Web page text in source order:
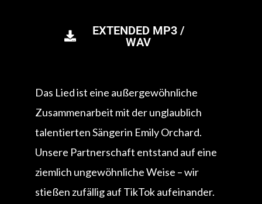
EXTENDED MP3 /
WAV
Das Lied ist eine außergewöhnliche
Zusammenarbeit mit der unglaublich
talentierten Sängerin Emily Orchard.
Unsere Partnerschaft entstand auf eine
ziemlich ungewöhnliche Weise – wir
stießen zufällig auf TikTok aufeinander.